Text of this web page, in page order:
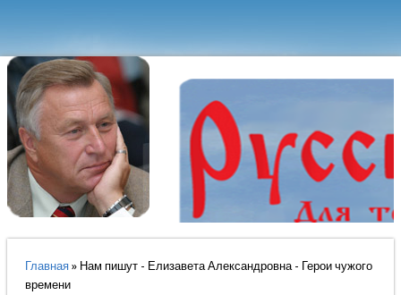
Вы здесь
Главная» Нам пишут - Елизавета Александровна - Герои чужого
времени